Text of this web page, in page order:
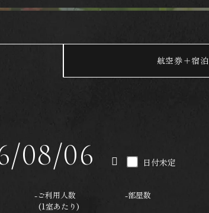
湯めぐり
航空券＋宿泊
日付未定
-ご利用人数
(1室あたり)
-部屋数